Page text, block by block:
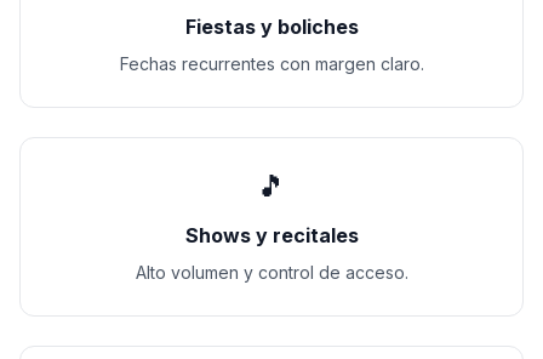
Fiestas y boliches
Fechas recurrentes con margen claro.
🎵
Shows y recitales
Alto volumen y control de acceso.